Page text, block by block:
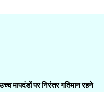
मापदंडों पर निरंतर गतिमान रहने